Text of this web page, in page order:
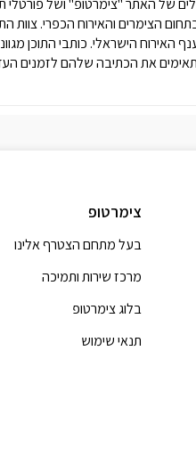
ניסיון בתחום הצימרים והאירוח הכפרי.
האירוח הישראלי. כותבי התוכן
את הכתיבה שלהם לזמנים
צימרטופ
בעל מתחם הצטרף אלינו
מרכז שירות ותמיכה
בלוג צימרטופ
תנאי שימוש